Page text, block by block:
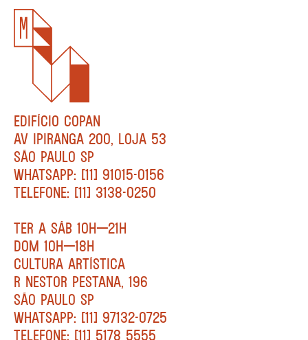
EDIFÍCIO COPAN
AV IPIRANGA 200, LOJA 53
SÃO PAULO SP
WHATSAPP: [11] 91015-0156
TELEFONE: [11] 3138-0250
TER A SÁB 10H—21H
DOM 10H—18H
CULTURA ARTÍSTICA
R NESTOR PESTANA, 196
SÃO PAULO SP
WHATSAPP: [11] 97132-0725
TELEFONE: [11] 5178 5555